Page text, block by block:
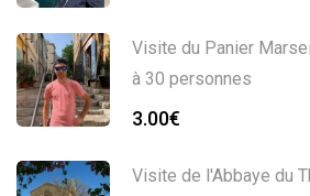
Visite du Panier
à 30 personnes
3.00€
Visite de l'Abbaye du